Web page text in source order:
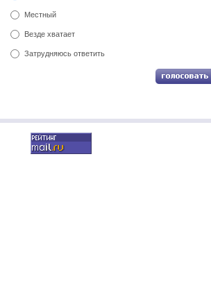
Местный
Везде хватает
Затрудняюсь ответить